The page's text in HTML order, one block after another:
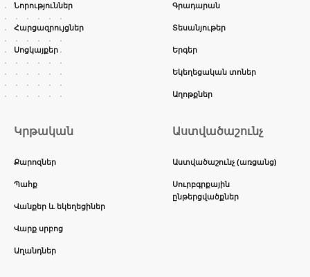
Նորություններ
Հարցազրույցներ
Սոցկայքեր
Գրադարան
Տեսանյութեր
Երգեր
Եկեղեցական տոներ
Աղոթքներ
Կրթական
Քարոզներ
Պահք
Վանքեր և եկեղեցիներ
Վարք սրբոց
Աղանդներ
Աստվածաշունչ
Աստվածաշունչ (առցանց)
Սուրբգրքային
ընթերցվածքներ